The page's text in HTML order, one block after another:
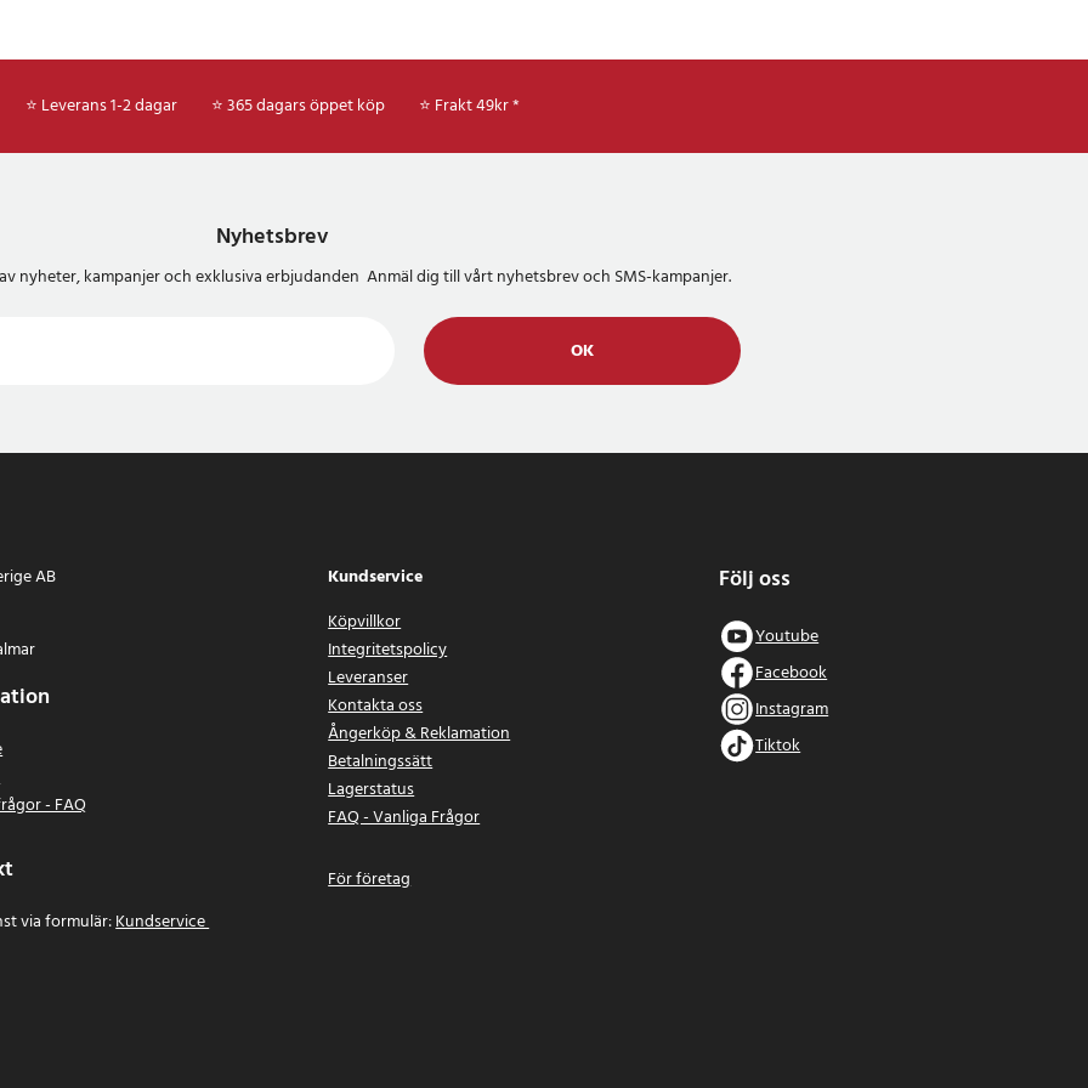
⭐ Leverans 1-2 dagar ⭐ 365 dagars öppet köp ⭐ Frakt 49kr *
Nyhetsbrev
nyheter, kampanjer och exklusiva erbjudanden Anmäl dig till vårt nyhetsbrev och SMS-kampanjer.
OK
AB
- FAQ
via formulär:Kundservice
Kundservice
Köpvillkor
Integritetspolicy
Leveranser
Kontakta oss
Ångerköp & Reklamation
Betalningssätt
Lagerstatus
FAQ - Vanliga Frågor
För företag
Följ oss
Youtube
Facebook
Instagram
Tiktok